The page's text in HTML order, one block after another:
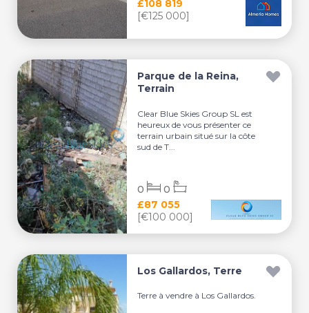
£108 819
[€125 000]
Parque de la Reina,
Terrain
Clear Blue Skies Group SL est
heureux de vous présenter ce
terrain urbain situé sur la côte
sud de T...
£87 055
[€100 000]
0 0
Los Gallardos, Terre
Terre à vendre à Los Gallardos.